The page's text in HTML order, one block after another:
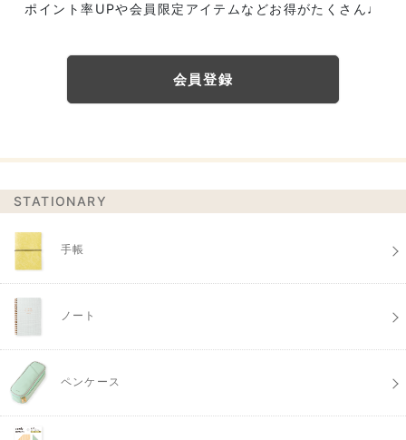
ポイント率UPや会員限定アイテムなどお得がたくさん♩
会員登録
STATIONARY
手帳
ノート
ペンケース